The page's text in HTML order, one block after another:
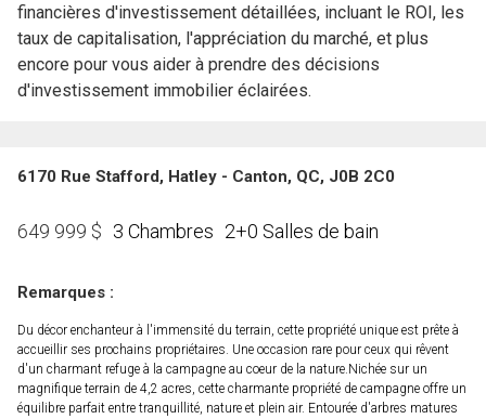
financières d'investissement détaillées, incluant le ROI, les
taux de capitalisation, l'appréciation du marché, et plus
encore pour vous aider à prendre des décisions
d'investissement immobilier éclairées.
6170 Rue Stafford, Hatley - Canton, QC, J0B 2C0
649 999 $ 3 Chambres 2+0 Salles de bain
Remarques :
Du décor enchanteur à l'immensité du terrain, cette propriété unique est prête à
accueillir ses prochains propriétaires. Une occasion rare pour ceux qui rêvent
d'un charmant refuge à la campagne au coeur de la nature.Nichée sur un
magnifique terrain de 4,2 acres, cette charmante propriété de campagne offre un
équilibre parfait entre tranquillité, nature et plein air. Entourée d'arbres matures